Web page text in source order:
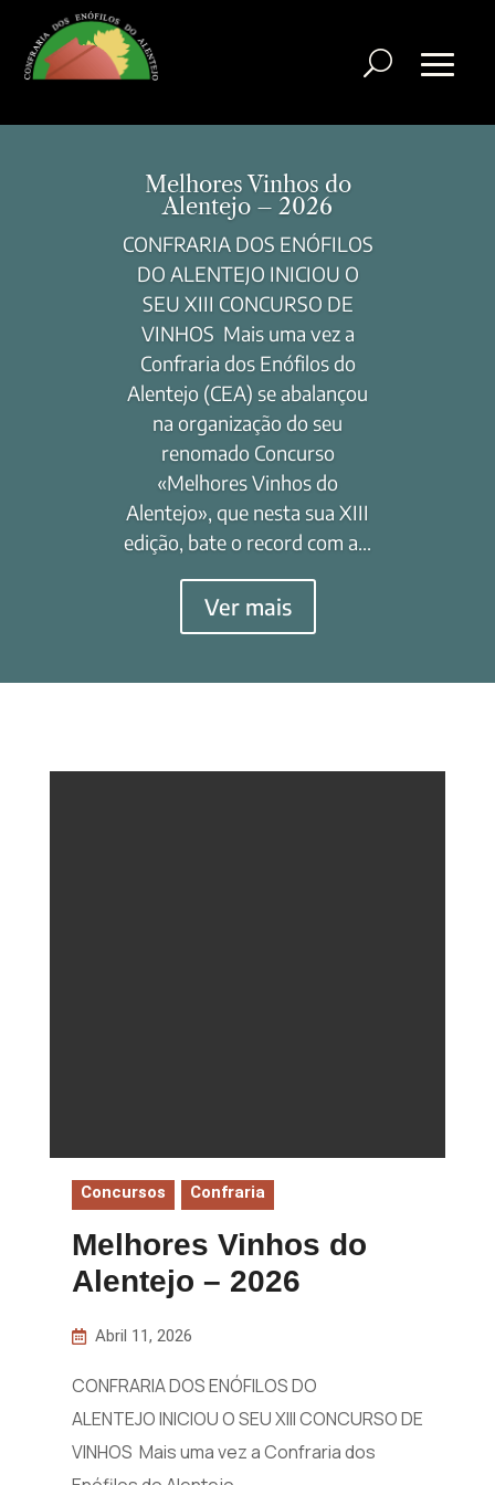
Melhores Vinhos do
Alentejo – 2026
CONFRARIA DOS ENÓFILOS
DO ALENTEJO INICIOU O
SEU XIII CONCURSO DE
VINHOS Mais uma vez a
Confraria dos Enófilos do
Alentejo (CEA) se abalançou
na organização do seu
renomado Concurso
«Melhores Vinhos do
Alentejo», que nesta sua XIII
edição, bate o record com a...
Ver mais
Concursos Confraria
Melhores Vinhos do
Alentejo – 2026
Abril 11, 2026
CONFRARIA DOS ENÓFILOS DO
ALENTEJO INICIOU O SEU XIII CONCURSO DE
VINHOS Mais uma vez a Confraria dos